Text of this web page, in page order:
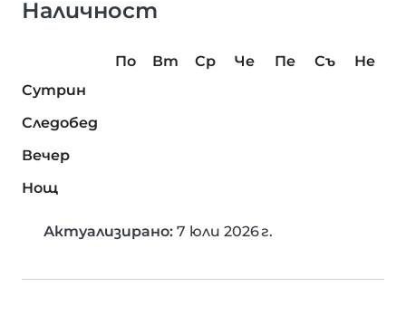
Наличност
По Вт Ср Че Пе Съ
Не
Сутрин
Следобед
Вечер
Нощ
Актуализирано: 7 юли 2026 г.